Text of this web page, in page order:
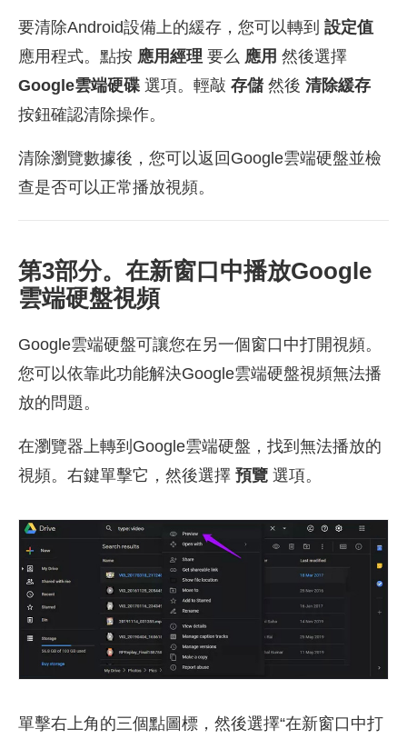
要清除Android設備上的緩存，您可以轉到 設定值
應用程式。點按 應用經理 要么 應用 然後選擇
Google雲端硬碟 選項。輕敲 存儲然後 清除緩存
按鈕確認清除操作。
清除瀏覽數據後，您可以返回Google雲端硬盤並檢
查是否可以正常播放視頻。
第3部分。在新窗口中播放Google
雲端硬盤視頻
Google雲端硬盤可讓您在另一個窗口中打開視頻。
您可以依靠此功能解決Google雲端硬盤視頻無法播
放的問題。
在瀏覽器上轉到Google雲端硬盤，找到無法播放的
視頻。右鍵單擊它，然後選擇 預覽 選項。
單擊右上角的三個點圖標，然後選擇“在新窗口中打